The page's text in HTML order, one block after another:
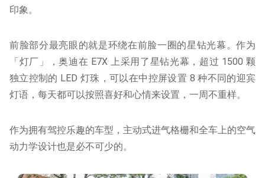
印象。
前脸部分最亮眼的就是环绕在前脸一圈的星钻光幕。作为
「灯厂」，奥迪在 E7X 上采用了星钻光幕，超过 1500 颗
独立控制的 LED 灯珠，可以在中控屏设置 8 种不同的迎宾
灯语，每天都可以按照喜好和心情来设置，一周不重样。
作为拥有驾控乐趣的车型，主动式进气格栅和全车上的空气
动力学设计也是必不可少的。